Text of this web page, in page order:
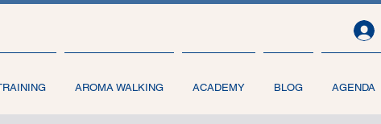
AROMA WALKING ACADEMY BLOG AGENDA